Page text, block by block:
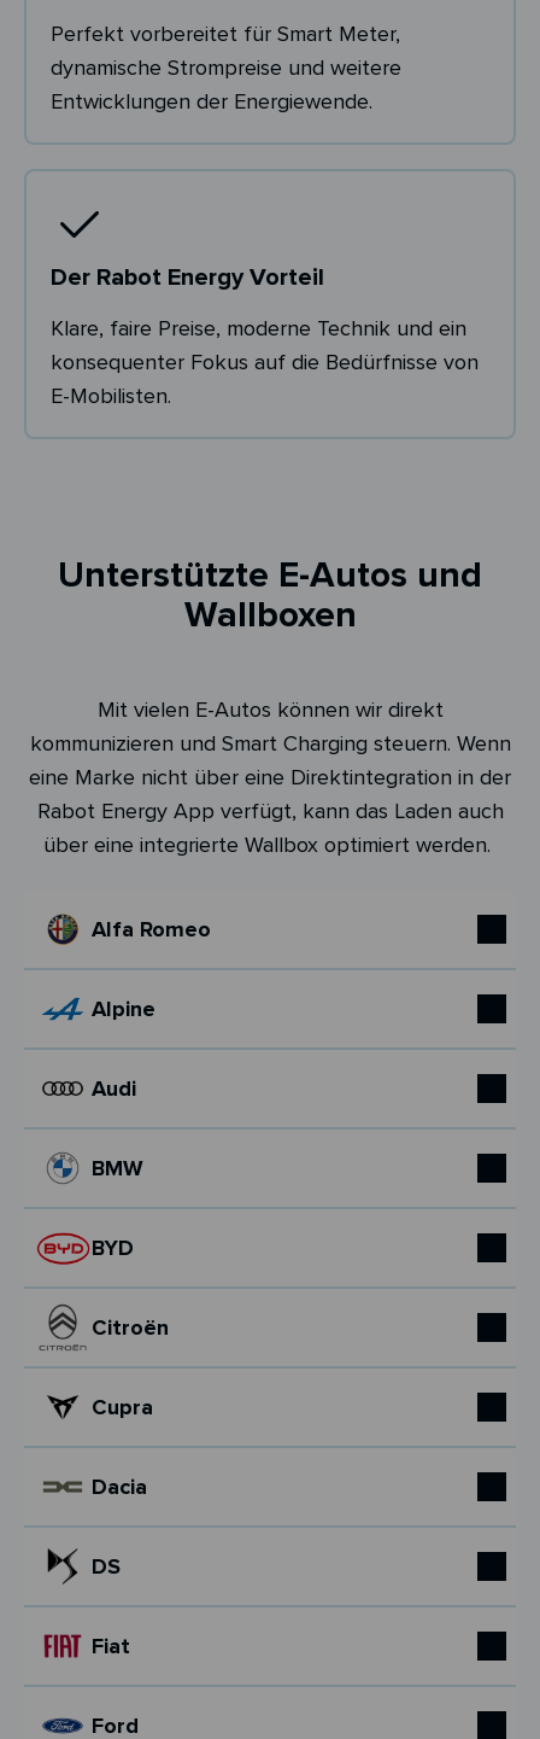
Perfekt vorbereitet für Smart Meter,
dynamische Strompreise und weitere
Entwicklungen der Energiewende.
Der Rabot Energy Vorteil
Klare, faire Preise, moderne Technik und ein
konsequenter Fokus auf die Bedürfnisse von
E-Mobilisten.
Unterstützte E-Autos und
Wallboxen
Mit vielen E-Autos können wir direkt
kommunizieren und Smart Charging steuern. Wenn
eine Marke nicht über eine Direktintegration in der
Rabot Energy App verfügt, kann das Laden auch
über eine integrierte Wallbox optimiert werden.
Alfa Romeo
Alpine
Audi
BMW
BYD
Citroën
Cupra
Dacia
DS
Fiat
Ford